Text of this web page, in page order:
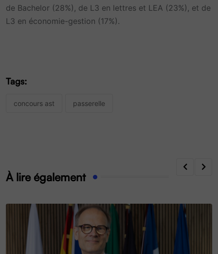
de Bachelor (28%), de L3 en lettres et LEA (23%), et de
L3 en économie-gestion (17%).
Tags:
concours ast passerelle
À lire également